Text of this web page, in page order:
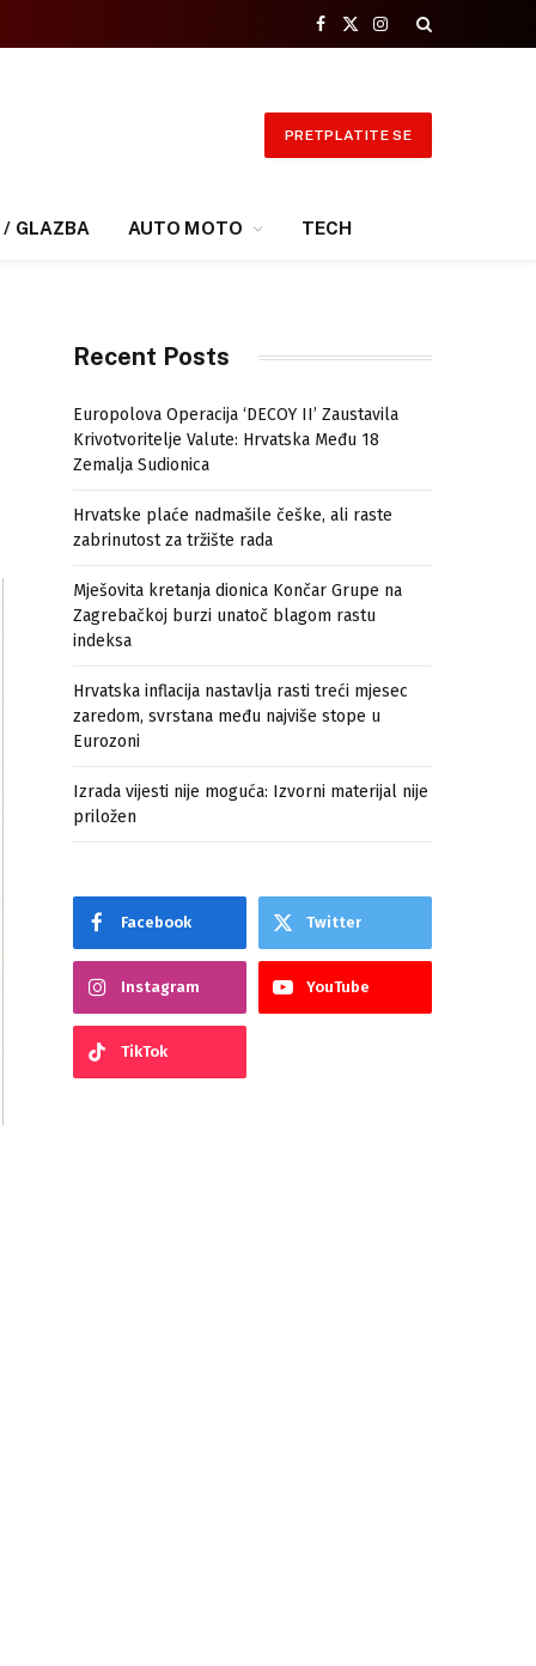
Facebook
X
Instagram
PRETPLATITE SE
/ GLAZBA AUTO MOTO TECH
Recent Posts
Europolova Operacija ‘DECOY II’ Zaustavila
Krivotvoritelje Valute: Hrvatska Među 18
Zemalja Sudionica
Hrvatske plaće nadmašile češke, ali raste
zabrinutost za tržište rada
Mješovita kretanja dionica Končar Grupe na
Zagrebačkoj burzi unatoč blagom rastu
indeksa
Hrvatska inflacija nastavlja rasti treći mjesec
zaredom, svrstana među najviše stope u
Eurozoni
Izrada vijesti nije moguća: Izvorni materijal nije
priložen
Facebook Twitter
Instagram YouTube
TikTok